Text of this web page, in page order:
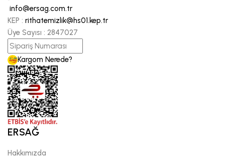
info@ersag.com.tr
KEP : rithatemizlik@hs01.kep.tr
Üye Sayısı : 2847027
Kargom Nerede?
ERSAĞ
Hakkımızda